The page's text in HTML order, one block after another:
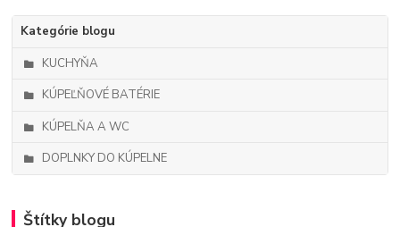
Kategórie blogu
KUCHYŇA
KÚPEĽŇOVÉ BATÉRIE
KÚPELŇA A WC
DOPLNKY DO KÚPELNE
Štítky blogu